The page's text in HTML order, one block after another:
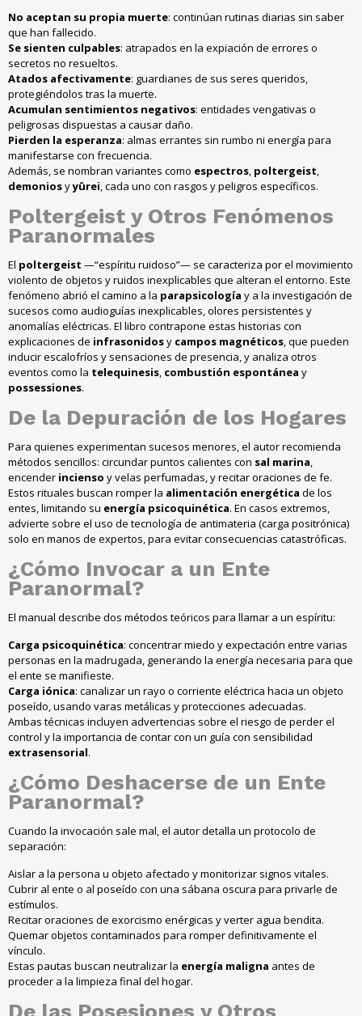
No aceptan su propia muerte: continúan rutinas diarias sin saber
que han fallecido.
Se sienten culpables: atrapados en la expiación de errores o
secretos no resueltos.
Atados afectivamente: guardianes de sus seres queridos,
protegiéndolos tras la muerte.
Acumulan sentimientos negativos: entidades vengativas o
peligrosas dispuestas a causar daño.
Pierden la esperanza: almas errantes sin rumbo ni energía para
manifestarse con frecuencia.
Además, se nombran variantes como espectros, poltergeist,
demoniosyyūrei, cada uno con rasgos y peligros específicos.
Poltergeist y Otros Fenómenos
Paranormales
El poltergeist —“espíritu ruidoso”— se caracteriza por el movimiento
violento de objetos y ruidos inexplicables que alteran el entorno. Este
fenómeno abrió el camino a la parapsicología y a la investigación de
sucesos como audioguías inexplicables, olores persistentes y
anomalías eléctricas. El libro contrapone estas historias con
explicaciones de infrasonidosy campos magnéticos, que pueden
inducir escalofríos y sensaciones de presencia, y analiza otros
eventos como la telequinesis, combustión espontánea y
possessiones.
De la Depuración de los Hogares
Para quienes experimentan sucesos menores, el autor recomienda
métodos sencillos: circundar puntos calientes con sal marina,
encender incienso y velas perfumadas, y recitar oraciones de fe.
Estos rituales buscan romper la alimentación energética de los
entes, limitando su energía psicoquinética. En casos extremos,
advierte sobre el uso de tecnología de antimateria (carga positrónica)
solo en manos de expertos, para evitar consecuencias catastróficas.
¿Cómo Invocar a un Ente
Paranormal?
El manual describe dos métodos teóricos para llamar a un espíritu:
Carga psicoquinética: concentrar miedo y expectación entre varias
personas en la madrugada, generando la energía necesaria para que
el ente se manifieste.
Carga iónica: canalizar un rayo o corriente eléctrica hacia un objeto
poseído, usando varas metálicas y protecciones adecuadas.
Ambas técnicas incluyen advertencias sobre el riesgo de perder el
control y la importancia de contar con un guía con sensibilidad
extrasensorial.
¿Cómo Deshacerse de un Ente
Paranormal?
Cuando la invocación sale mal, el autor detalla un protocolo de
separación:
Aislar a la persona u objeto afectado y monitorizar signos vitales.
Cubrir al ente o al poseído con una sábana oscura para privarle de
estímulos.
Recitar oraciones de exorcismo enérgicas y verter agua bendita.
Quemar objetos contaminados para romper definitivamente el
vínculo.
Estas pautas buscan neutralizar la energía maligna antes de
proceder a la limpieza final del hogar.
De las Posesiones y Otros